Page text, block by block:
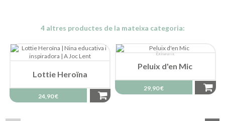
4 altres productes de la mateixa categoria:
Lottie Heroïna
24,90 €
Exhaurit
Peluix d'en Mic
29,90 €